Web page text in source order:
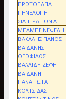
ΠΡΩΤΟΠΑΠΑ
ΠΗΝΕΛΟΠΗ
ΣΙΑΠΕΡΑ ΤΟΝΙΑ
ΜΠΑΜΠΕ ΝΕΦΕΛΗ
ΒΑΚΑΛΗΣ ΠΑΝΟΣ
ΒΑΪΔΑΝΗΣ
ΘΕΟΦΙΛΟΣ
ΒΑΛΛΙΔΗ ΖΕΦΗ
ΒΑΪΔΑΝΗ
ΠΑΝΑΓΙΩΤΑ
ΚΟΛΤΣΙΔΑΣ